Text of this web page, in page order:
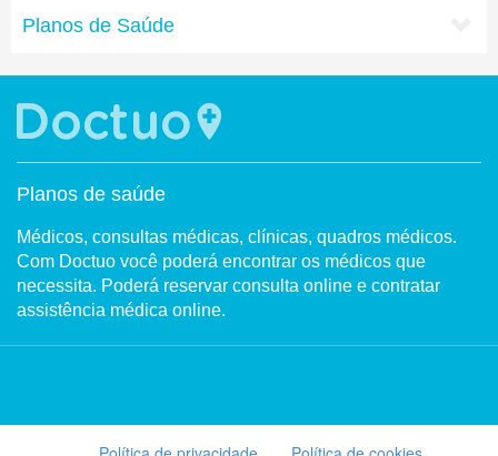
Planos de Saúde
Planos de saúde
Médicos, consultas médicas, clínicas, quadros médicos.
Com Doctuo você poderá encontrar os médicos que
necessita. Poderá reservar consulta online e contratar
assistência médica online.